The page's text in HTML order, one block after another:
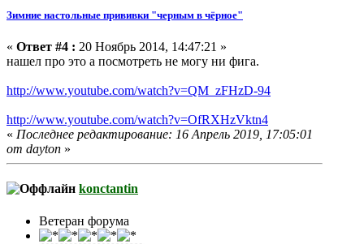
Зимние настольные прививки "черным в чёрное"
« Ответ #4 : 20 Ноябрь 2014, 14:47:21 »
нашел про это а посмотреть не могу ни фига.
http://www.youtube.com/watch?v=QM_zFHzD-94
http://www.youtube.com/watch?v=OfRXHzVktn4
« Последнее редактирование: 16 Апрель 2019, 17:05:01
от dayton »
konctantin
Ветеран форума